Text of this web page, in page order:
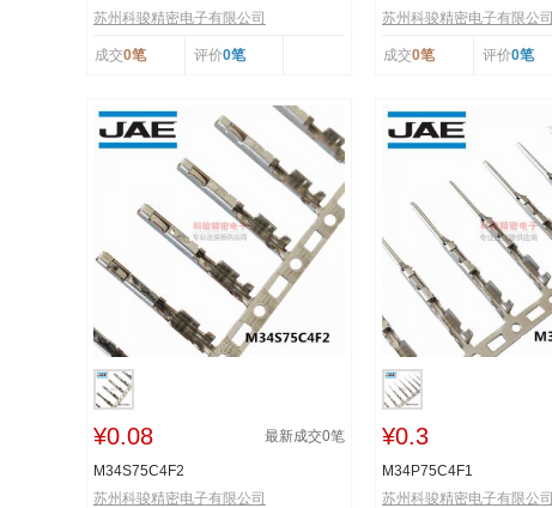
苏州科骏精密电子有限公司
成交0笔 评价0笔
苏州科骏精密电子有限公司
成交0笔 评价0笔
¥0.08 最新成交0笔
M34S75C4F2
苏州科骏精密电子有限公司
¥0.3
M34P75C4F1
苏州科骏精密电子有限公司